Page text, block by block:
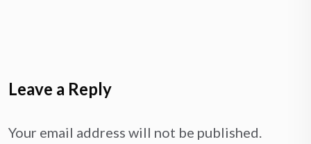
Leave a Reply
Your email address will not be published.